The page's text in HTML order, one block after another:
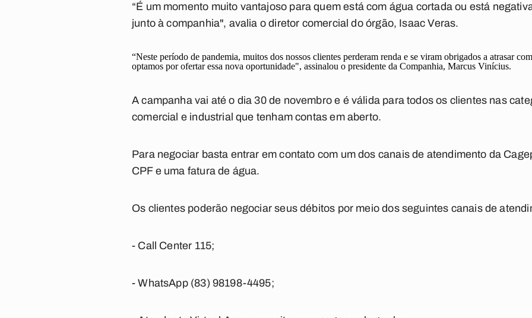
“É um momento muito vantajoso para quem está com água cortada ou está
junto à companhia", avalia o diretor comercial do órgão, Isaac Veras.
“Neste período de pandemia, muitos dos nossos clientes perderam renda e se viram obrigados a atrasar
optamos por ofertar essa nova oportunidade", assinalou o presidente da Companhia, Marcus Vinícius.
A campanha vai até o dia 30 de novembro e é válida para todos os clientes nas
comercial e industrial que tenham contas em aberto.
Para negociar basta entrar em contato com um dos canais de atendimento da
CPF e uma fatura de água.
Os clientes poderão negociar seus débitos por meio dos seguintes canais de
- Call Center 115;
- WhatsApp (83) 98198-4495;